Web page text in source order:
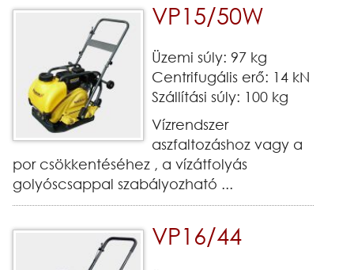
VP15/50W
Üzemi súly: 97 kg
Centrifugális erő: 14 kN
Szállítási súly: 100 kg
Vízrendszer
aszfaltozáshoz vagy a
por csökkentéséhez , a vízátfolyás
golyóscsappal szabályozható ...
VP16/44